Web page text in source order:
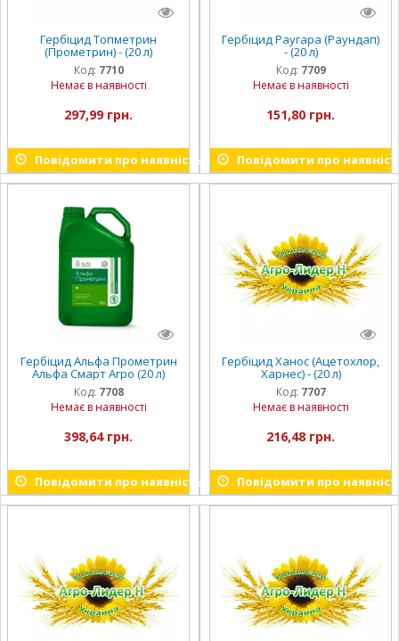
Гербіцид Топметрин
(Прометрин) - (20 л)
Код: 7710
Немає в наявності
297,99 грн.
Повідомити про наявність
Гербіцид Раугара (Раундап)
- (20 л)
Код: 7709
Немає в наявності
151,80 грн.
Повідомити про
Гербіцид Альфа Прометрин
Альфа Смарт Агро (20 л)
Код: 7708
Немає в наявності
398,64 грн.
Повідомити про наявність
Гербіцид Ханос (Ацетохлор,
Харнес) - (20 л)
Код: 7707
Немає в наявності
216,48 грн.
Повідомити про